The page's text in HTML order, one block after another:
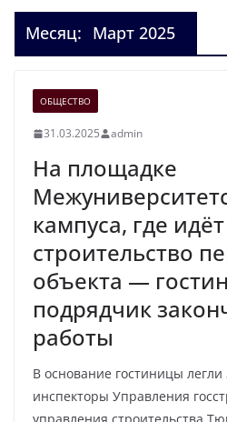
Месяц: Март 2025
ОБЩЕСТВО
31.03.2025 admin
На площадке
кампуса, где идёт
строительство
объекта —
подрядчик
работы
В основание гостиницы легли
инспекторы Управления